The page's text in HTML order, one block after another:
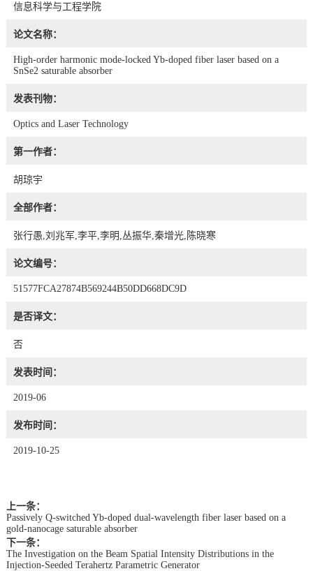
信息科学与工程学院
论文名称：
High-order harmonic mode-locked Yb-doped fiber laser based on a
SnSe2 saturable absorber
发表刊物：
Optics and Laser Technology
第一作者：
胡琼宇
全部作者：
张行愚,刘兆军,李平,李明,丛振华,秦增光,陈晓寒
论文编号：
51577FCA27874B569244B50DD668DC9D
是否译文：
否
发表时间：
2019-06
发布时间：
2019-10-25
上一条：
Passively Q-switched Yb-doped dual-wavelength fiber laser based on a
gold-nanocage saturable absorber
下一条：
The Investigation on the Beam Spatial Intensity Distributions in the
Injection-Seeded Terahertz Parametric Generator